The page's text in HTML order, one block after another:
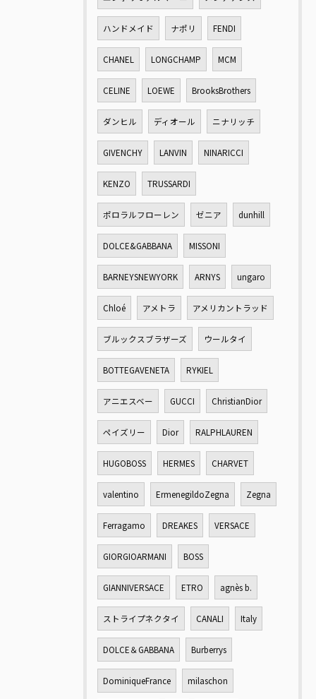
ハンドメイド ナポリ FENDI
CHANEL LONGCHAMP MCM
CELINE LOEWE BrooksBrothers
ダンヒル ディオール ニナリッチ
GIVENCHY LANVIN NINARICCI
KENZO TRUSSARDI
ポロラルフローレン ゼニア dunhill
DOLCE&GABBANA MISSONI
BARNEYSNEWYORK ARNYS ungaro
Chloé アメトラ アメリカントラッド
ブルックスブラザーズ ウールタイ
BOTTEGAVENETA RYKIEL
アニエスベー GUCCI ChristianDior
ペイズリー Dior RALPHLAUREN
HUGOBOSS HERMES CHARVET
valentino ErmenegildoZegna Zegna
Ferragamo DREAKES VERSACE
GIORGIOARMANI BOSS
GIANNIVERSACE ETRO agnès b.
ストライプネクタイ CANALI Italy
DOLCE＆GABBANA Burberrys
DominiqueFrance milaschon